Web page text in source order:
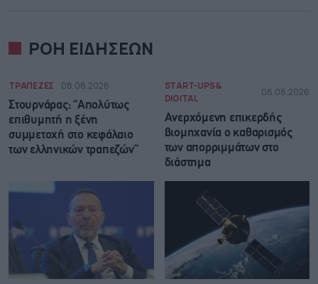
ΡΟΗ ΕΙΔΗΣΕΩΝ
ΤΡΑΠΕΖΕΣ 08.08.2026
Στουρνάρας: “Απολύτως
επιθυμητή η ξένη
συμμετοχή στο κεφάλαιο
των ελληνικών τραπεζών”
START-UPS &
DIGITAL
08.08.2026
Ανερχόμενη επικερδής
βιομηχανία ο καθαρισμός
των απορριμμάτων στο
διάστημα